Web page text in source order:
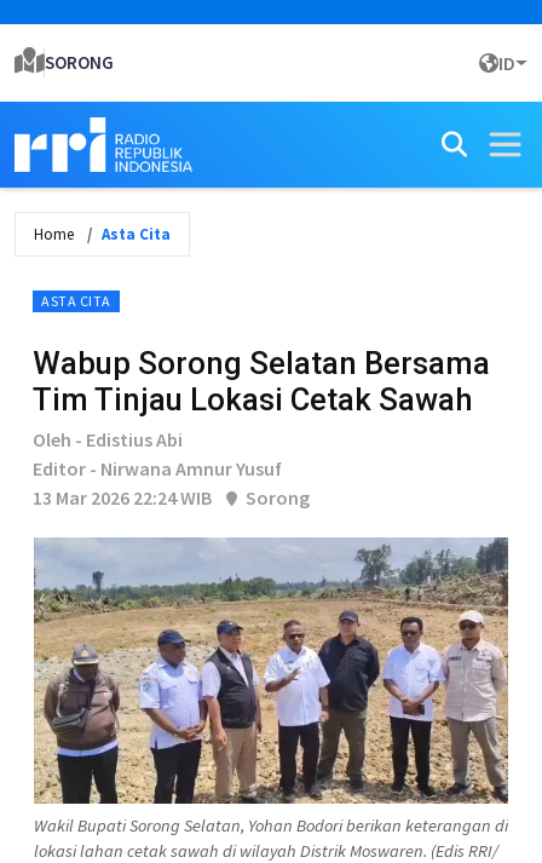
SORONG ID
Home Asta Cita
ASTA CITA
Wabup Sorong Selatan Bersama
Tim Tinjau Lokasi Cetak Sawah
Oleh - Edistius Abi
Editor - Nirwana Amnur Yusuf
13 Mar 2026 22:24 WIB
Sorong
Wakil Bupati Sorong Selatan, Yohan Bodori berikan keterangan di
lokasi lahan cetak sawah di wilayah Distrik Moswaren. (Edis RRI/